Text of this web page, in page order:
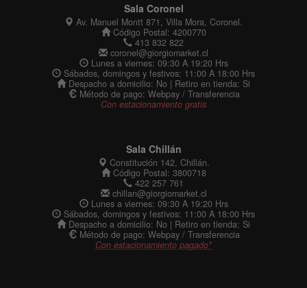
Sala Coronel
Av. Manuel Montt 871, Villa Mora, Coronel.
Código Postal: 4200770
413 832 822
coronel@giorgiomarket.cl
Lunes a viernes: 09:30 A 19:20 Hrs
Sábados, domingos y festivos: 11:00 A 18:00 Hrs
Despacho a domicilio: No | Retiro en tienda: Si
Método de pago: Webpay / Transferencia
Con estacionamiento gratis
Sala Chillán
Constitución 142, Chillán.
Código Postal: 3800718
422 257 761
chillan@giorgiomarket.cl
Lunes a viernes: 09:30 A 19:20 Hrs
Sábados, domingos y festivos: 11:00 A 18:00 Hrs
Despacho a domicilio: No | Retiro en tienda: Si
Método de pago: Webpay / Transferencia
Con estacionamiento pagado*